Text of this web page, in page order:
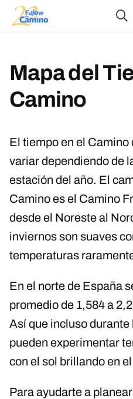
Mapa del
Camino
El tiempo en el Camino
variar dependiendo de
estación del año. El
Camino es el Camino
desde el Noreste al
inviernos son suaves
temperaturas
En el norte de España
promedio de 1,584 a
Así que incluso
pueden experimentar
con el sol brillando en
Para ayudarte a